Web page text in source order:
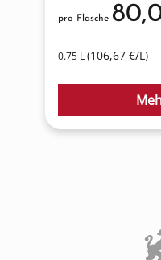
0.75 L(106,67 €/L)
pro Flasche